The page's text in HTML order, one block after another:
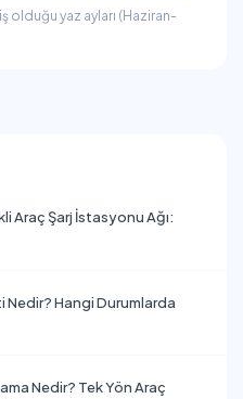
olduğu yaz ayları (Haziran-
Araç Şarj İstasyonu Ağı:
Nedir? Hangi Durumlarda
Nedir? Tek Yön Araç